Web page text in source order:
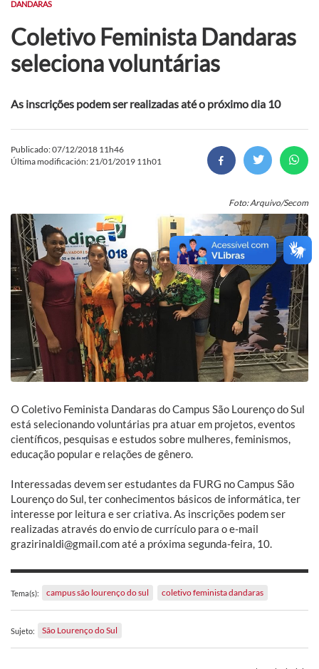
DANDARAS
Coletivo Feminista Dandaras
seleciona voluntárias
As inscrições podem ser realizadas até o próximo dia 10
Publicado: 07/12/2018 11h46
Última modificación: 21/01/2019 11h01
Foto: Arquivo/Secom
O Coletivo Feminista Dandaras do Campus São Lourenço do Sul
está selecionando voluntárias pra atuar em projetos, eventos
científicos, pesquisas e estudos sobre mulheres, feminismos,
educação popular e relações de gênero.
Interessadas devem ser estudantes da FURG no Campus São
Lourenço do Sul, ter conhecimentos básicos de informática, ter
interesse por leitura e ser criativa. As inscrições podem ser
realizadas através do envio de currículo para o e-mail
grazirinaldi@gmail.com até a próxima segunda-feira, 10.
Tema(s): campus são lourenço do sul coletivo feminista dandaras
Sujeto: São Lourenço do Sul